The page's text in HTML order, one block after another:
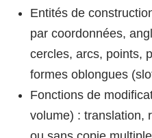
Entités de
par coordonnées,
cercles, arcs, points,
formes oblongues
Fonctions de
volume) : translation,